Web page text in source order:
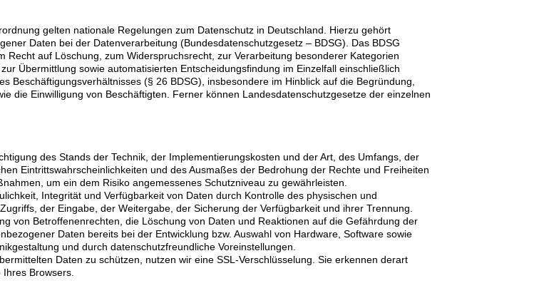
gelten nationale Regelungen zum Datenschutz in Deutschland. Hierzu gehört
Daten bei der Datenverarbeitung (Bundesdatenschutzgesetz – BDSG). Das BDSG
auf Löschung, zum Widerspruchsrecht, zur Verarbeitung besonderer Kategorien
Übermittlung sowie automatisierten Entscheidungsfindung im Einzelfall einschließlich
Beschäftigungsverhältnisses (§ 26 BDSG), insbesondere im Hinblick auf die Begründung,
die Einwilligung von Beschäftigten. Ferner können Landesdatenschutzgesetze der einzelnen
des Stands der Technik, der Implementierungskosten und der Art, des Umfangs, der
Eintrittswahrscheinlichkeiten und des Ausmaßes der Bedrohung der Rechte und Freiheiten
um ein dem Risiko angemessenes Schutzniveau zu gewährleisten.
Integrität und Verfügbarkeit von Daten durch Kontrolle des physischen und
der Eingabe, der Weitergabe, der Sicherung der Verfügbarkeit und ihrer Trennung.
von Betroffenenrechten, die Löschung von Daten und Reaktionen auf die Gefährdung der
Daten bereits bei der Entwicklung bzw. Auswahl von Hardware, Software sowie
und durch datenschutzfreundliche Voreinstellungen.
Daten zu schützen, nutzen wir eine SSL-Verschlüsselung. Sie erkennen derart
Browsers.